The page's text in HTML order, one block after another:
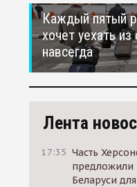
Каждый пятый
хочет уехать
навсегда
Лента
17:35 Часть
предложили
Беларуси